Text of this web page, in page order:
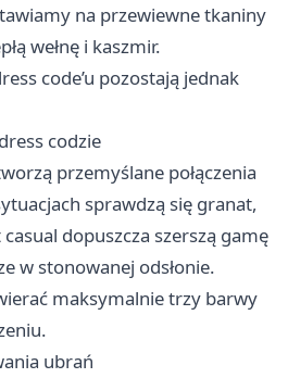
na przewiewne tkaniny
wełnę i kaszmir.
code’u pozostają jednak
codzie
przemyślane połączenia
sprawdzą się granat,
dopuszcza szerszą gamę
w stonowanej odsłonie.
maksymalnie trzy barwy
ubrań